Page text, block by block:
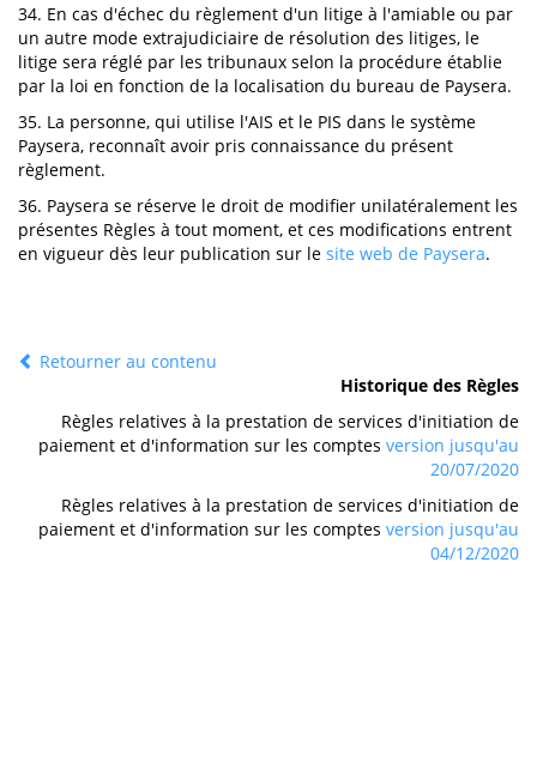
34. En cas d'échec du règlement d'un litige à l'amiable ou par
un autre mode extrajudiciaire de résolution des litiges, le
litige sera réglé par les tribunaux selon la procédure établie
par la loi en fonction de la localisation du bureau de Paysera.
35. La personne, qui utilise l'AIS et le PIS dans le système
Paysera, reconnaît avoir pris connaissance du présent
règlement.
36. Paysera se réserve le droit de modifier unilatéralement les
présentes Règles à tout moment, et ces modifications entrent
en vigueur dès leur publication sur le site web de Paysera.
Retourner au contenu
Historique des Règles
Règles relatives à la prestation de services d'initiation de
paiement et d'information sur les comptes version jusqu'au
20/07/2020
Règles relatives à la prestation de services d'initiation de
paiement et d'information sur les comptes version jusqu'au
04/12/2020